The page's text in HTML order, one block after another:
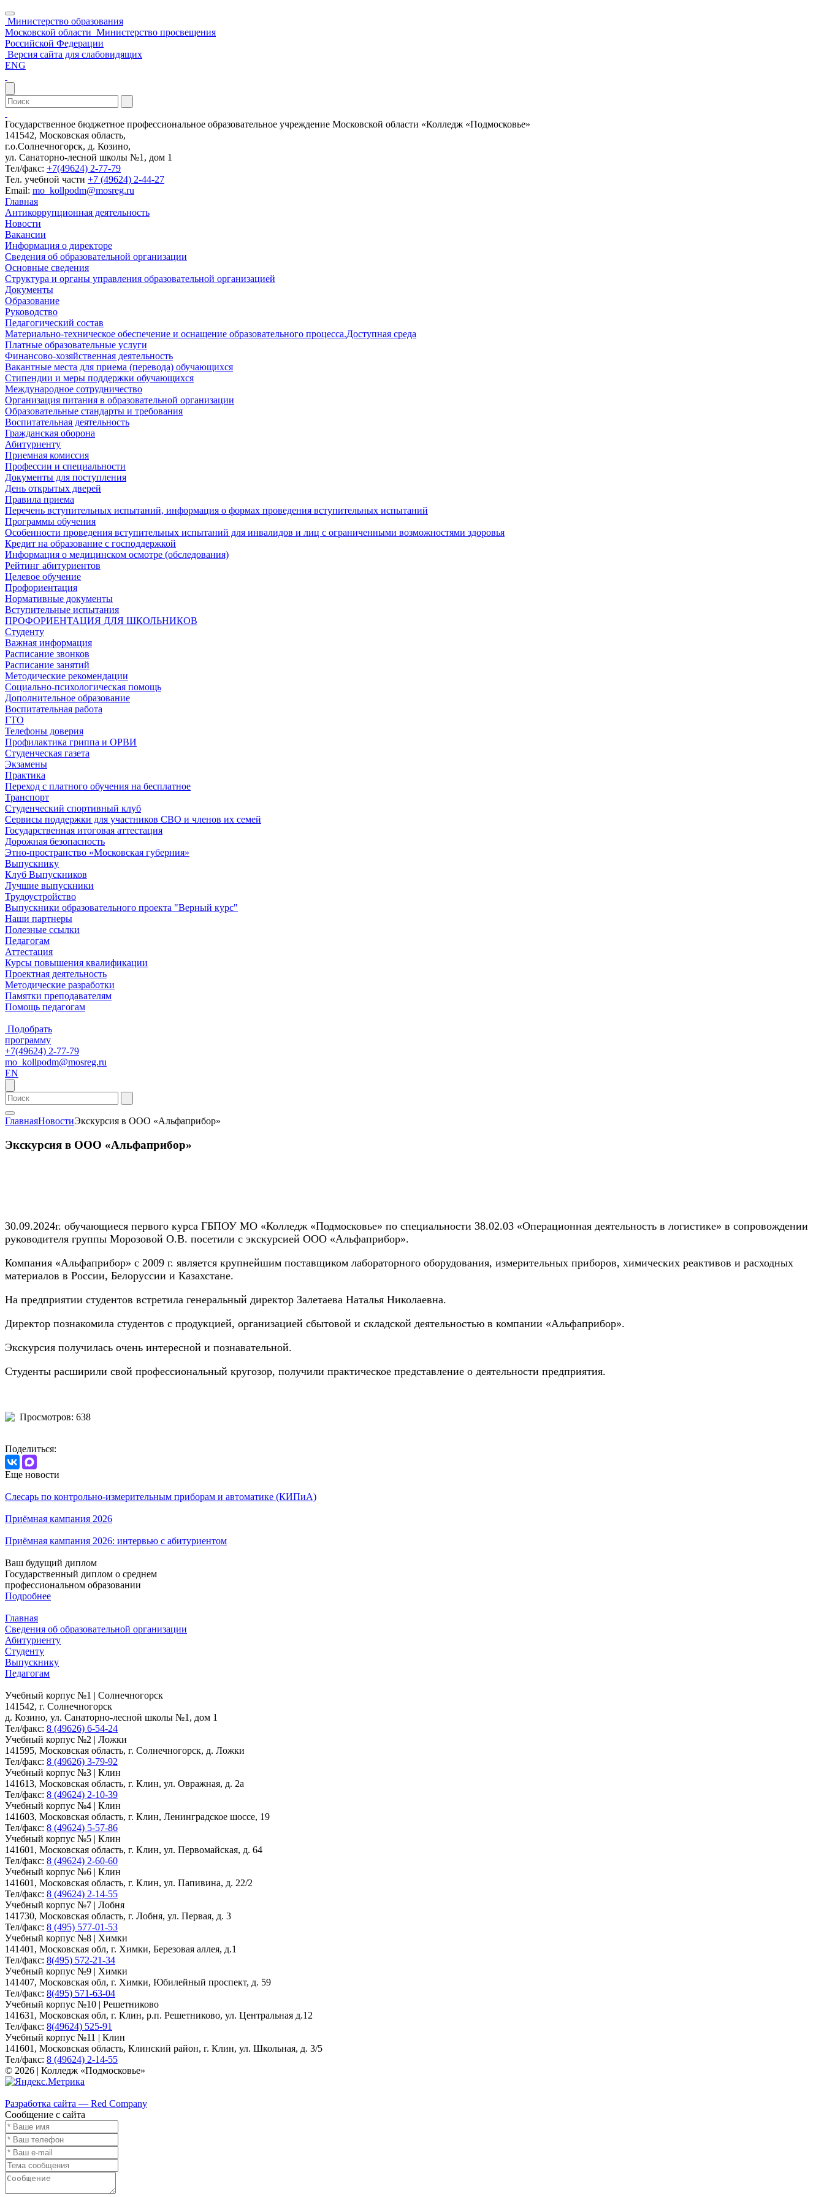
Министерство образования
Московской области Министерство просвещения
Российской Федерации
Версия сайта для слабовидящих
ENG
Государственное бюджетное профессиональное образовательное учреждение Московской области «Колледж «Подмосковье»
141542, Московская область,
г.о.Солнечногорск, д. Козино,
ул. Санаторно-лесной школы №1, дом 1
Тел/факс: +7(49624) 2-77-79
Тел. учебной части +7 (49624) 2-44-27
Email: mo_kollpodm@mosreg.ru
Главная
Антикоррупционная деятельность
Новости
Вакансии
Информация о директоре
Сведения об образовательной организации
Основные сведения
Структура и органы управления образовательной организацией
Документы
Образование
Руководство
Педагогический состав
Материально-техническое обеспечение и оснащение образовательного процесса.Доступная среда
Платные образовательные услуги
Финансово-хозяйственная деятельность
Вакантные места для приема (перевода) обучающихся
Стипендии и меры поддержки обучающихся
Международное сотрудничество
Организация питания в образовательной организации
Образовательные стандарты и требования
Воспитательная деятельность
Гражданская оборона
Абитуриенту
Приемная комиссия
Профессии и специальности
Документы для поступления
День открытых дверей
Правила приема
Перечень вступительных испытаний, информация о формах проведения вступительных испытаний
Программы обучения
Особенности проведения вступительных испытаний для инвалидов и лиц с ограниченными возможностями здоровья
Кредит на образование с господдержкой
Информация о медицинском осмотре (обследования)
Рейтинг абитуриентов
Целевое обучение
Профориентация
Нормативные документы
Вступительные испытания
ПРОФОРИЕНТАЦИЯ ДЛЯ ШКОЛЬНИКОВ
Студенту
Важная информация
Расписание звонков
Расписание занятий
Методические рекомендации
Социально-психологическая помощь
Дополнительное образование
Воспитательная работа
ГТО
Телефоны доверия
Профилактика гриппа и ОРВИ
Cтуденческая газета
Экзамены
Практика
Переход с платного обучения на бесплатное
Транспорт
Студенческий спортивный клуб
Сервисы поддержки для участников СВО и членов их семей
Государственная итоговая аттестация
Дорожная безопасность
Этно-пространство «Московская губерния»
Выпускнику
Клуб Выпускников
Лучшие выпускники
Трудоустройство
Выпускники образовательного проекта "Верный курс"
Наши партнеры
Полезные ссылки
Педагогам
Аттестация
Курсы повышения квалификации
Проектная деятельность
Методические разработки
Памятки преподавателям
Помощь педагогам
Подобрать
программу
+7(49624) 2-77-79
mo_kollpodm@mosreg.ru
EN
ГлавнаяНовостиЭкскурсия в ООО «Альфаприбор»
Экскурсия в ООО «Альфаприбор»
30.09.2024г. обучающиеся первого курса ГБПОУ МО «Колледж «Подмосковье» по специальности 38.02.03 «Операционная деятельность в логистике» в сопровождении
руководителя группы Морозовой О.В. посетили с экскурсией ООО «Альфаприбор».
Компания «Альфаприбор» с 2009 г. является крупнейшим поставщиком лабораторного оборудования, измерительных приборов, химических реактивов и расходных
материалов в России, Белоруссии и Казахстане.
На предприятии студентов встретила генеральный директор Залетаева Наталья Николаевна.
Директор познакомила студентов с продукцией, организацией сбытовой и складской деятельностью в компании «Альфаприбор».
Экскурсия получилась очень интересной и познавательной.
Студенты расширили свой профессиональный кругозор, получили практическое представление о деятельности предприятия.
Просмотров: 638
Поделиться:
Еще новости
Слесарь по контрольно-измерительным приборам и автоматике (КИПиА)
Приёмная кампания 2026
Приёмная кампания 2026: интервью с абитуриентом
Ваш будущий диплом
Государственный диплом о среднем
профессиональном образовании
Подробнее
Главная
Сведения об образовательной организации
Абитуриенту
Студенту
Выпускнику
Педагогам
Учебный корпус №1 | Солнечногорск
141542, г. Солнечногорск
д. Козино, ул. Санаторно-лесной школы №1, дом 1
Тел/факс: 8 (49626) 6-54-24
Учебный корпус №2 | Ложки
141595, Московская область, г. Солнечногорск, д. Ложки
Тел/факс: 8 (49626) 3-79-92
Учебный корпус №3 | Клин
141613, Московская область, г. Клин, ул. Овражная, д. 2а
Тел/факс: 8 (49624) 2-10-39
Учебный корпус №4 | Клин
141603, Московская область, г. Клин, Ленинградское шоссе, 19
Тел/факс: 8 (49624) 5-57-86
Учебный корпус №5 | Клин
141601, Московская область, г. Клин, ул. Первомайская, д. 64
Тел/факс: 8 (49624) 2-60-60
Учебный корпус №6 | Клин
141601, Московская область, г. Клин, ул. Папивина, д. 22/2
Тел/факс: 8 (49624) 2-14-55
Учебный корпус №7 | Лобня
141730, Московская область, г. Лобня, ул. Первая, д. 3
Тел/факс: 8 (495) 577-01-53
Учебный корпус №8 | Химки
141401, Московская обл, г. Химки, Березовая аллея, д.1
Тел/факс: 8(495) 572-21-34
Учебный корпус №9 | Химки
141407, Московская обл, г. Химки, Юбилейный проспект, д. 59
Тел/факс: 8(495) 571-63-04
Учебный корпус №10 | Решетниково
141631, Московская обл, г. Клин, р.п. Решетниково, ул. Центральная д.12
Тел/факс: 8(49624) 525-91
Учебный корпус №11 | Клин
141601, Московская область, Клинский район, г. Клин, ул. Школьная, д. 3/5
Тел/факс: 8 (49624) 2-14-55
© 2026 | Колледж «Подмосковье»
Разработка сайта — Red Company
Сообщение с сайта